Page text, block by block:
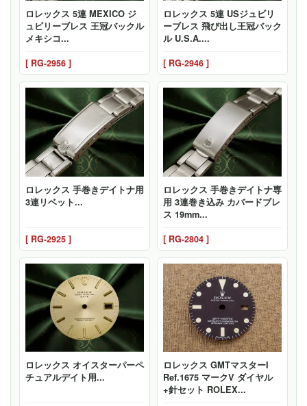
ロレックス 5連 MEXICO ジ
ュビリーブレス 王冠バックル
メキシコ...
[ RG-2956 ]
ロレックス 5連 USジュビリ
ーブレス 飛び出し王冠バック
ル U.S.A....
[ RG-2946 ]
ロレックス 手巻きデイトナ用
3連リベット...
[ RG-2925 ]
ロレックス 手巻きデイトナ専
用 3連巻き込み カバードブレ
ス 19mm...
[ RG-2804 ]
ロレックス オイスターパーペ
チュアルデイト用...
ロレックス GMTマスターI
Ref.1675 マークV ダイヤル
+針セット ROLEX...